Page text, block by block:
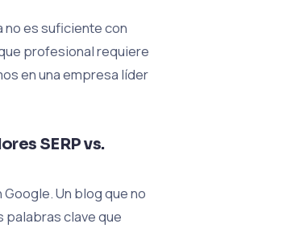
es suficiente con
profesional requiere
en una empresa líder
SERP vs.
Un blog que no
palabras clave que